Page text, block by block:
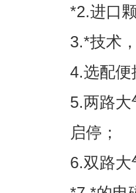
*2.进口
3.*技术
4.选配便
5.两路
启停；
6.双路